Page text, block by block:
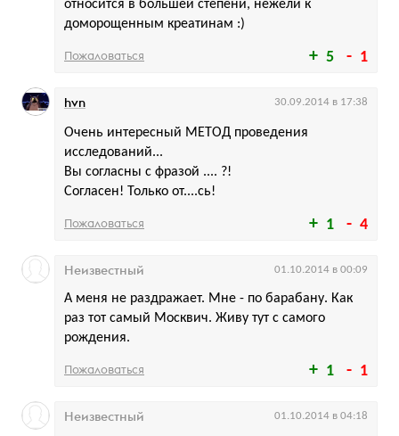
5 1
относится в большей степени, нежели к
доморощенным креатинам :)
Пожаловаться
1 4
Очень интересный МЕТОД проведения
исследований...
Вы согласны с фразой .... ?!
Согласен! Только от....сь!
hvn 30.09.2014 в 17:38
Пожаловаться
1 1
А меня не раздражает. Мне - по барабану. Как
раз тот самый Москвич. Живу тут с самого
рождения.
Неизвестный 01.10.2014 в 00:09
Пожаловаться
Неизвестный 01.10.2014 в 04:18